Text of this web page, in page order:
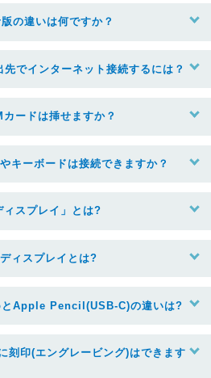
の違いは何ですか？
でインターネット接続するには？
ードは挿せますか？
ーボードは接続できますか？
スプレイ」とは?
ィスプレイとは?
Apple Pencil(USB-C)の違いは?
刻印(エングレービング)はできます